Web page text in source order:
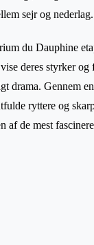
sejr og nederlag.
du Dauphine
deres styrker og
drama. Gennem
ryttere og
af de mest